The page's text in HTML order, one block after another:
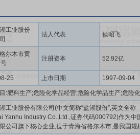
工业股份
法人代表 侯昭飞
尔木市黄
注册资本 52.92亿
25 上市日期 1997-09-04
工业股份有限公司(中文简称“盐湖股份”,英文全称
Yanhu Industry Co.,Ltd.,证券代码000792)作为中
公司旗下核心企业,位于青海省格尔木市,是我国规